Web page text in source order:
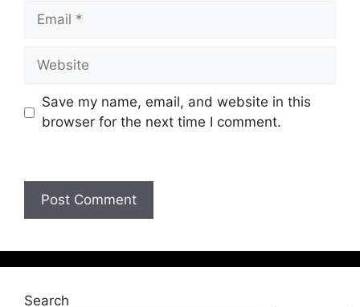
Save my name, email, and website in this
browser for the next time I comment.
Search